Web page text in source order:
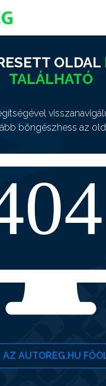
OLDAL
TALÁLHATÓ
böngészhess az
AZ AUTOREG.HU